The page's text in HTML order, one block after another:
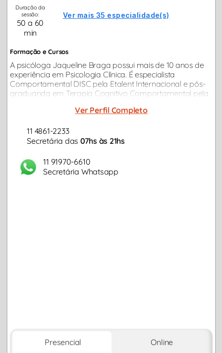
Duração da
sessão:
50 a 60
min
Ver mais 35 especialidade(s)
Formação e Cursos
A psicóloga Jaqueline Braga possui mais de 10 anos de
experiência em Psicologia Clínica. É especialista
Comportamental DISC pela Etalent Internacional e pós-
graduanda em Terapia Cognitivo Comportamental pela
pós-graduação em Psicologia...
Ver Perfil Completo
11 4861-2233
Secretária das 07hs às 21hs
11 91970-6610
Secretária Whatsapp
Presencial Online